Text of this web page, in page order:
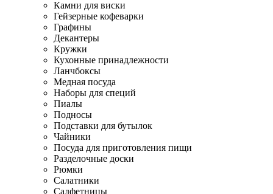
Камни для виски
Гейзерные кофеварки
Графины
Декантеры
Кружки
Кухонные принадлежности
Ланчбоксы
Медная посуда
Наборы для специй
Пиалы
Подносы
Подставки для бутылок
Чайники
Посуда для приготовления пищи
Разделочные доски
Рюмки
Салатники
Салфетницы